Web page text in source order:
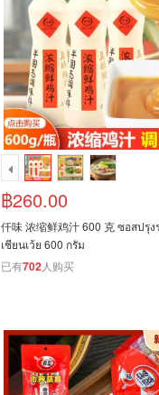
฿260.00
仟味 浓缩鲜鸡汁 600 克 ซอสปรุง
เชียนเว้ย 600 กรัม
已有702人购买